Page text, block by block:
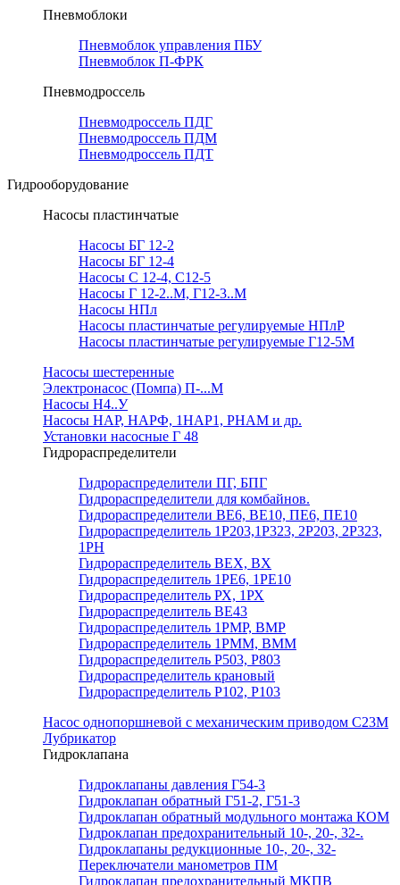
Пневмоблоки
Пневмоблок управления ПБУ
Пневмоблок П-ФРК
Пневмодроссель
Пневмодроссель ПДГ
Пневмодроссель ПДМ
Пневмодроссель ПДТ
Гидрооборудование
Насосы пластинчатые
Насосы БГ 12-2
Насосы БГ 12-4
Насосы С 12-4, С12-5
Насосы Г 12-2..М, Г12-3..М
Насосы НПл
Насосы пластинчатые регулируемые НПлР
Насосы пластинчатые регулируемые Г12-5М
Насосы шестеренные
Электронасос (Помпа) П-...М
Насосы Н4..У
Насосы НАР, НАРФ, 1НАР1, РНАМ и др.
Установки насосные Г 48
Гидрораспределители
Гидрораспределители ПГ, БПГ
Гидрораспределители для комбайнов.
Гидрораспределители ВЕ6, ВЕ10, ПЕ6, ПЕ10
Гидрораспределитель 1Р203,1Р323, 2Р203, 2Р323,
1РН
Гидрораспределитель ВЕХ, ВХ
Гидрораспределитель 1РЕ6, 1РЕ10
Гидрораспределитель РХ, 1РХ
Гидрораспределитель ВЕ43
Гидрораспределитель 1РМР, ВМР
Гидрораспределитель 1РММ, ВММ
Гидрораспределитель Р503, Р803
Гидрораспределитель крановый
Гидрораспределитель Р102, Р103
Насос однопоршневой с механическим приводом С23М
Лубрикатор
Гидроклапана
Гидроклапаны давления Г54-3
Гидроклапан обратный Г51-2, Г51-3
Гидроклапан обратный модульного монтажа КОМ
Гидроклапан предохранительный 10-, 20-, 32-.
Гидроклапаны редукционные 10-, 20-, 32-
Переключатели манометров ПМ
Гидроклапан предохранительный МКПВ